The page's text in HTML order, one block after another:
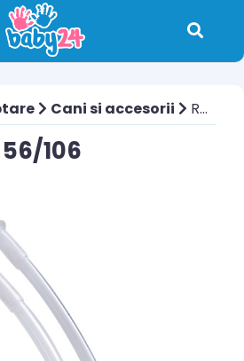
Cani si accesorii Rezerva pai 56/106
106